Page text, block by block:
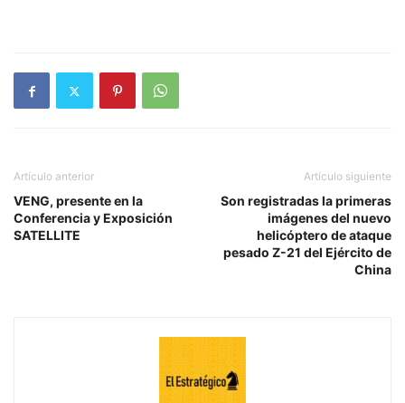
Artículo anterior
VENG, presente en la
Conferencia y Exposición
SATELLITE
Artículo siguiente
Son registradas la primeras
imágenes del nuevo
helicóptero de ataque
pesado Z-21 del Ejército de
China